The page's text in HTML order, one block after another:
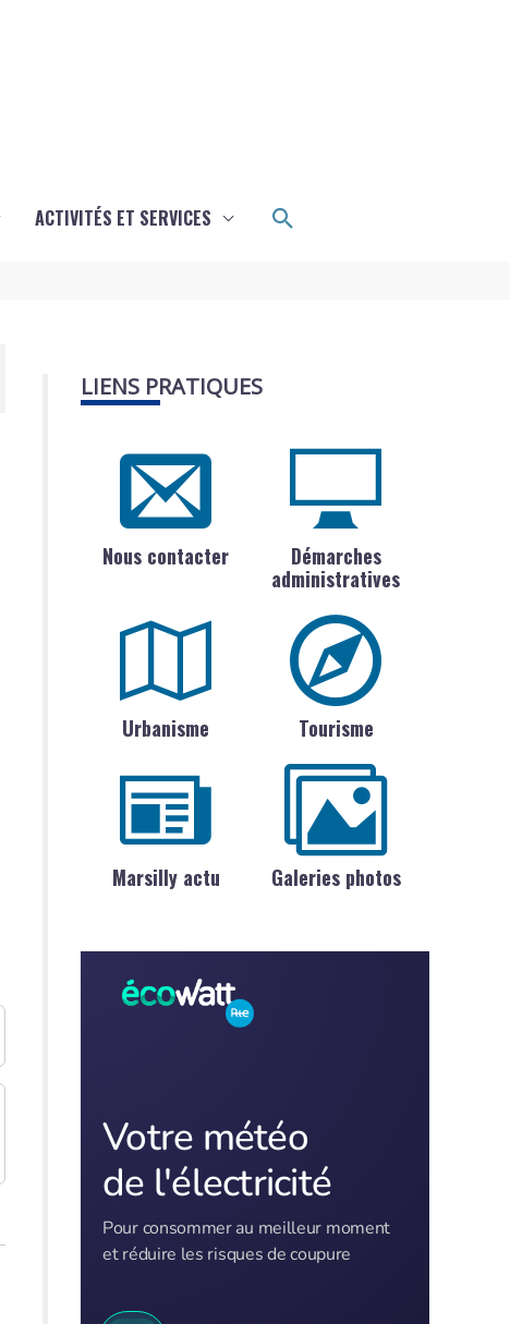
ACTIVITÉS ET SERVICES Rechercher
LIENS PRATIQUES
Nous contacter
Démarches
administratives
Urbanisme Tourisme
Marsilly actu Galeries photos